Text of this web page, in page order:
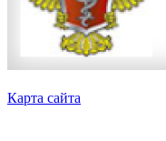
Карта сайта